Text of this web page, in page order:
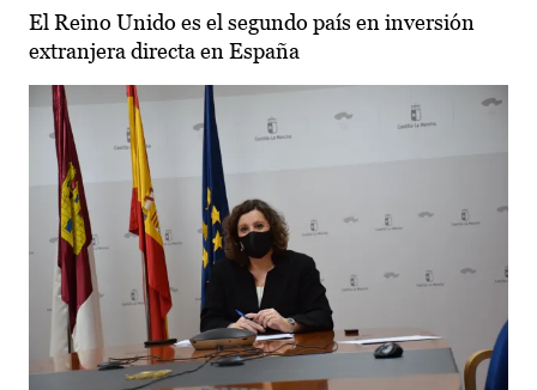
El Reino Unido es el segundo país en inversión
extranjera directa en España